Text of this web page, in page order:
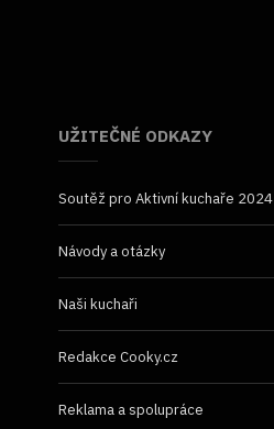
UŽITEČNÉ ODKAZY
Soutěž pro Aktivní kuchaře 2024
Návody a otázky
Naši kuchaři
Redakce Cooky.cz
Reklama a spolupráce